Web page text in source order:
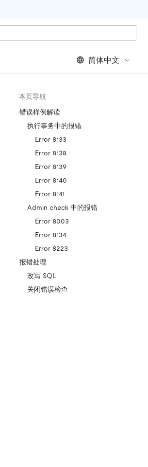
简体中文
本页导航
错误样例解读
执行事务中的报错
Error 8133
Error 8138
Error 8139
Error 8140
Error 8141
Admin check 中的报错
Error 8003
Error 8134
Error 8223
报错处理
改写 SQL
关闭错误检查